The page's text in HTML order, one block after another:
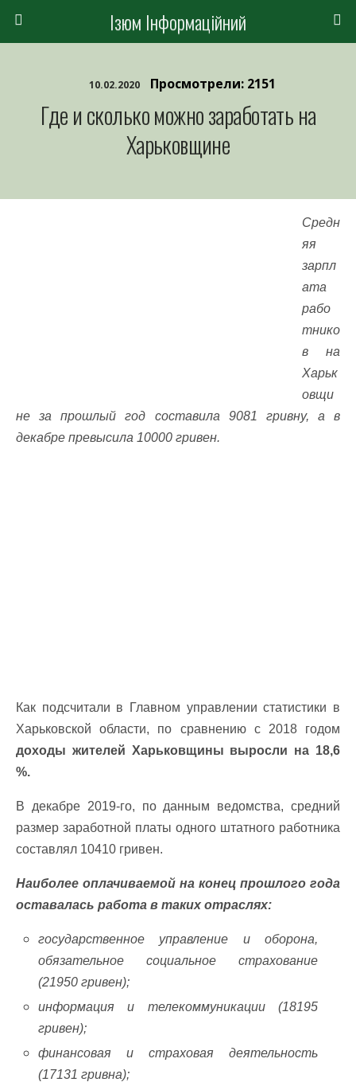
Ізюм Інформаційний
10.02.2020 Просмотрели: 2151
Где и сколько можно заработать на
Харьковщине
Средн
яя
зарпл
ата
рабо
тнико
в на
Харьк
овщи
не за прошлый год составила 9081 гривну, а в
декабре превысила 10000 гривен.
Как подсчитали в Главном управлении статистики в
Харьковской области, по сравнению с 2018 годом
доходы жителей Харьковщины выросли на 18,6
%.
В декабре 2019-го, по данным ведомства, средний
размер заработной платы одного штатного работника
составлял 10410 гривен.
Наиболее оплачиваемой на конец прошлого года
оставалась работа в таких отраслях:
государственное управление и оборона,
обязательное социальное страхование
(21950 гривен);
информация и телекоммуникации (18195
гривен);
финансовая и страховая деятельность
(17131 гривна);